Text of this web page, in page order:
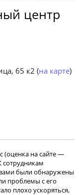
центр
65 к2 (на карте)
(оценка на сайте —
сотрудникам
были обнаружены
проблемы с его
плохо ускоряться,